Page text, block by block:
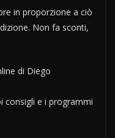
in proporzione a ciò
Non fa sconti,
di Diego
consigli e i programmi